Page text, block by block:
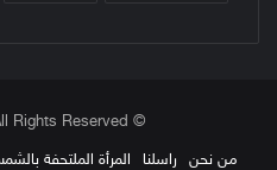
© Copyright 2026, All Rights Reserved
من نحن
راسلنا المرأة الملتحفة